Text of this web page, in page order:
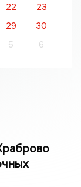
22
23
29
30
5 6